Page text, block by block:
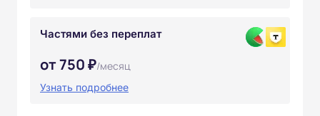
Частями без переплат
от 750 ₽/месяц
Узнать подробнее